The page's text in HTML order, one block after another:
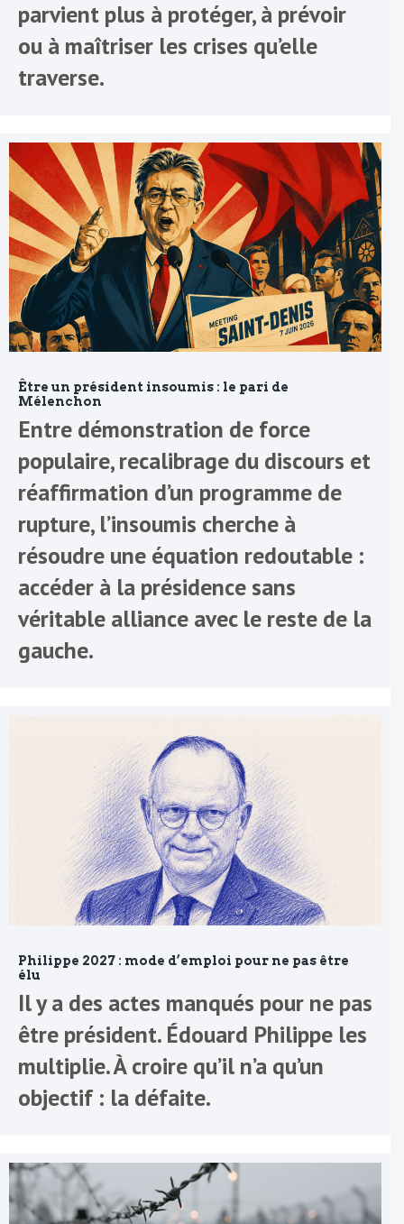
parvient plus à protéger, à prévoir
ou à maîtriser les crises qu’elle
traverse.
Être un président insoumis : le pari de
Mélenchon
Entre démonstration de force
populaire, recalibrage du discours et
réaffirmation d’un programme de
rupture, l’insoumis cherche à
résoudre une équation redoutable :
accéder à la présidence sans
véritable alliance avec le reste de la
gauche.
Philippe 2027 : mode d’emploi pour ne pas être
élu
Il y a des actes manqués pour ne pas
être président. Édouard Philippe les
multiplie. À croire qu’il n’a qu’un
objectif : la défaite.